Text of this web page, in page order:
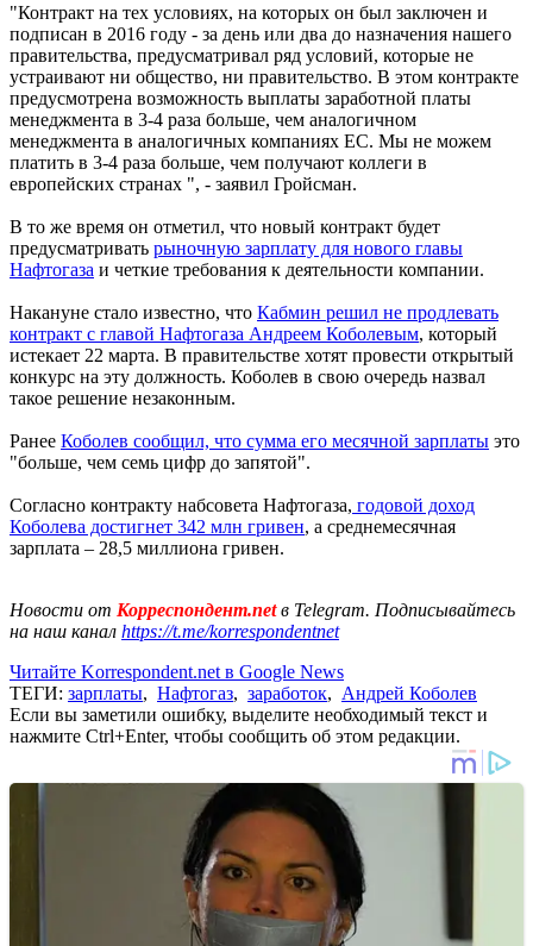
"Контракт на тех условиях, на которых он был заключен и
подписан в 2016 году - за день или два до назначения нашего
правительства, предусматривал ряд условий, которые не
устраивают ни общество, ни правительство. В этом контракте
предусмотрена возможность выплаты заработной платы
менеджмента в 3-4 раза больше, чем аналогичном
менеджмента в аналогичных компаниях ЕС. Мы не можем
платить в 3-4 раза больше, чем получают коллеги в
европейских странах ", - заявил Гройсман.
В то же время он отметил, что новый контракт будет
предусматривать рыночную зарплату для нового главы
Нафтогаза и четкие требования к деятельности компании.
Накануне стало известно, что Кабмин решил не продлевать
контракт с главой Нафтогаза Андреем Коболевым, который
истекает 22 марта. В правительстве хотят провести открытый
конкурс на эту должность. Коболев в свою очередь назвал
такое решение незаконным.
Ранее Коболев сообщил, что сумма его месячной зарплаты это
"больше, чем семь цифр до запятой".
Согласно контракту набсовета Нафтогаза, годовой доход
Коболева достигнет 342 млн гривен, а среднемесячная
зарплата – 28,5 миллиона гривен.
Новости от Корреспондент.netв Telegram. Подписывайтесь
на наш канал https://t.me/korrespondentnet
Читайте Korrespondent.net в Google News
ТЕГИ: зарплаты, Нафтогаз, заработок, Андрей Коболев
Если вы заметили ошибку, выделите необходимый текст и
нажмите Ctrl+Enter, чтобы сообщить об этом редакции.